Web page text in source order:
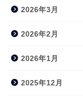
2026年3月
2026年2月
2026年1月
2025年12月